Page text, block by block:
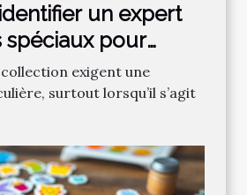
un expert
spéciaux pour
collection ?
exigent une
surtout lorsqu’il s’agit